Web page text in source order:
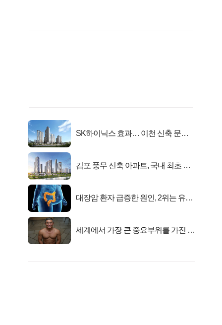
SK하이닉스 효과… 이천 신축 문의
김포 풍무 신축 아파트, 국내 최초 반
대장암 환자 급증한 원인, 2위는 유산
세계에서 가장 큰 중요부위를 가진 남